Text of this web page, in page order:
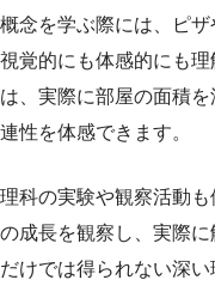
概念を学ぶ際には、ピザ
視覚的にも体感的にも
は、実際に部屋の面積
連性を体感できます。
理科の実験や観察活動
の成長を観察し、実際
だけでは得られない深